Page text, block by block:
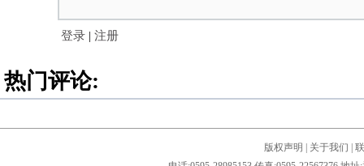
登录 | 注册
热门评论:
版权声明 关于我们